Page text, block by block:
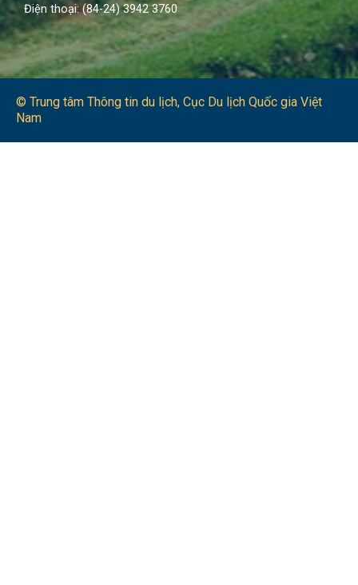
Điện thoại: (84-24) 3942 3760
© Trung tâm Thông tin du lịch​, Cục Du lịch Quốc gia Việt
Nam